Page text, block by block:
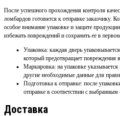
После успешного прохождения контроля
ломбардов готовятся к отправке
особое внимание упаковке и защите
избежать повреждений и сохранить ее в
Упаковка: каждая дверь
который предотвращает повреждения
Маркировка: на упаковке
другие необходимые данные для
Подготовка к отправке: после
отправке в соответствии с выбранным
Доставка